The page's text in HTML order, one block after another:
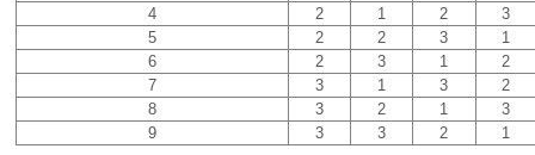
4
2 1 2
3
5
2 2 3
1
6
2 3 1
2
7
3 1 3
2
8
3 2 1
3
9
3 3 2 1